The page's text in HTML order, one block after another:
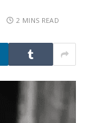
2 MINS READ